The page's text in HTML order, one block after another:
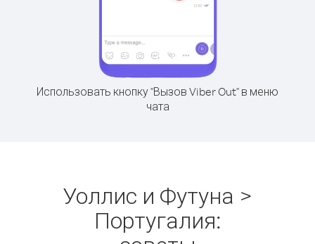
Использовать кнопку "Вызов Viber Out" в меню
чата
Уоллис и Футуна >
Португалия: